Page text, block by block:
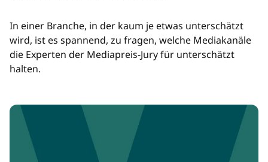
In einer Branche, in der kaum je etwas unterschätzt
wird, ist es spannend, zu fragen, welche Mediakanäle
die Experten der Mediapreis-Jury für unterschätzt
halten.